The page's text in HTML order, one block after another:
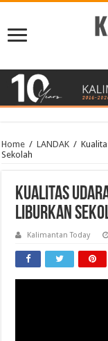
Home / LANDAK /
Sekolah
Kualitas
Liburkan
Kalimantan Today